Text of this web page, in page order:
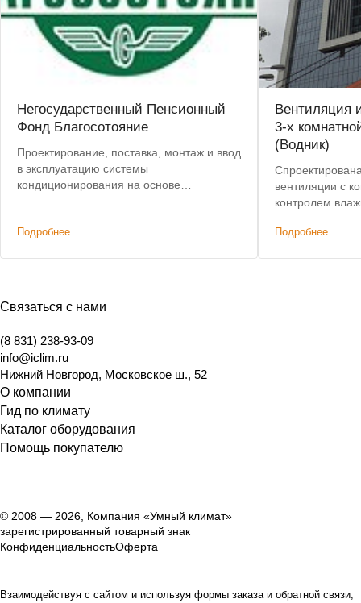
Негосударственный Пенсионный
Фонд Благосотояние
Проектирование, поставка, монтаж и ввод
в эксплуатацию системы
кондиционирования на основе
Подробнее
Вентиляция
3-х
(Водник)
вентиляции с
контролем
Подробнее
Связаться с нами
(8 831) 238-93-09
info@iclim.ru
Нижний Новгород, Московское ш., 52
О компании
Гид по климату
Каталог оборудования
Помощь покупателю
© 2008 — 2026, Компания «Умный климат»
зарегистрированный товарный знак
КонфиденциальностьОферта
Взаимодействуя с сайтом и используя формы заказа и обратной связи,